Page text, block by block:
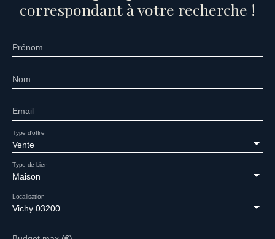
correspondant à votre recherche !
Prénom
Nom
Email
Vente
Type d'offre
Maison
Type de bien
Vichy 03200
Localisation